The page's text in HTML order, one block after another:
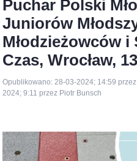
Puchar Polski
Juniorów
Młodzieżowców
Czas, Wrocław,
Opublikowano: 28-03-2024; 14:59
2024; 9:11 przez Piotr Bunsch